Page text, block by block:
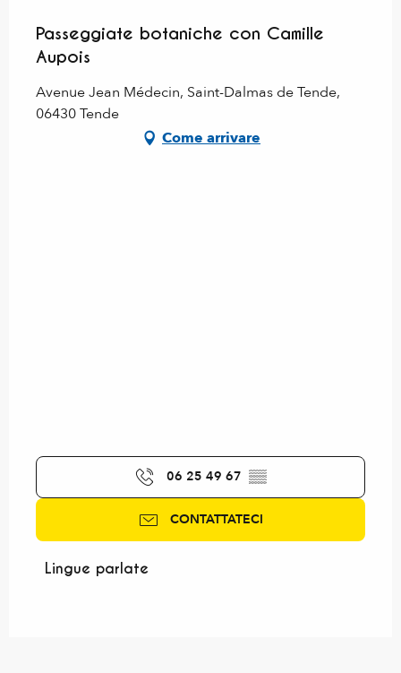
Passeggiate botaniche con Camille
Aupois
Avenue Jean Médecin, Saint-Dalmas de Tende,
06430 Tende
Come arrivare
06 25 49 67 ▒▒
CONTATTATECI
Lingue parlate
Lingue parlate